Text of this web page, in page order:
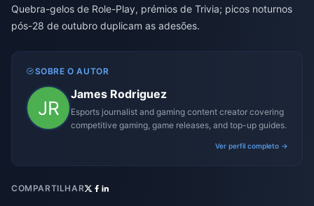
Quebra-gelos de Role-Play, prémios de Trivia; picos noturnos
pós-28 de outubro duplicam as adesões.
SOBRE O AUTOR
James Rodriguez
Esports journalist and gaming content creator covering
competitive gaming, game releases, and top-up guides.
Ver perfil completo →
COMPARTILHAR